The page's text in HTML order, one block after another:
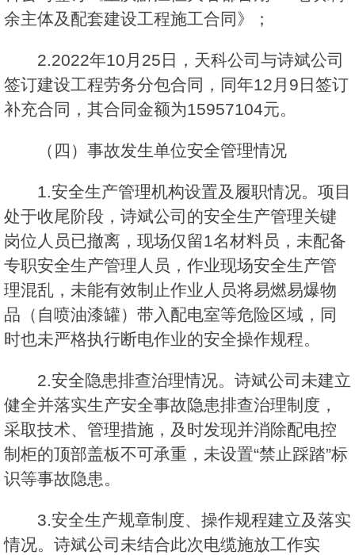
余主体及配套建设工程施工合同》；
2.2022年10月25日，天科公司与诗斌公司
签订建设工程劳务分包合同，同年12月9日签订
补充合同，其合同金额为15957104元。
（四）事故发生单位安全管理情况
1.安全生产管理机构设置及履职情况。项目
处于收尾阶段，诗斌公司的安全生产管理关键
岗位人员已撤离，现场仅留1名材料员，未配备
专职安全生产管理人员，作业现场安全生产管
理混乱，未能有效制止作业人员将易燃易爆物
品（自喷油漆罐）带入配电室等危险区域，同
时也未严格执行断电作业的安全操作规程。
2.安全隐患排查治理情况。诗斌公司未建立
健全并落实生产安全事故隐患排查治理制度，
采取技术、管理措施，及时发现并消除配电控
制柜的顶部盖板不可承重，未设置“禁止踩踏”标
识等事故隐患。
3.安全生产规章制度、操作规程建立及落实
情况。诗斌公司未结合此次电缆施放工作实